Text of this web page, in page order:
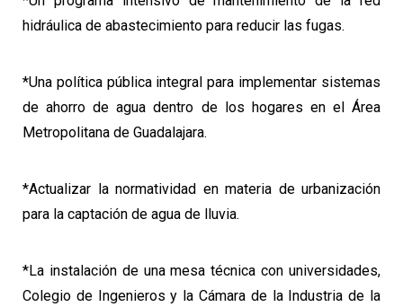
hidráulica de abastecimiento para reducir las fugas.
*Una política pública integral para implementar sistemas
de ahorro de agua dentro de los hogares en el Área
Metropolitana de Guadalajara.
*Actualizar la normatividad en materia de urbanización
para la captación de agua de lluvia.
*La instalación de una mesa técnica con universidades,
Colegio de Ingenieros y la Cámara de la Industria de la